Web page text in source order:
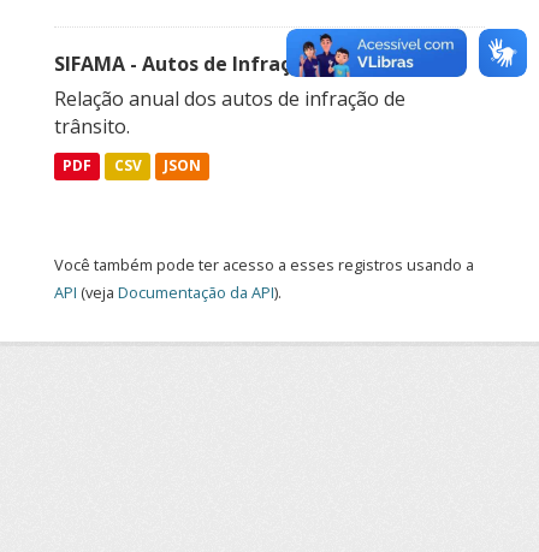
SIFAMA - Autos de Infração de Trânsito
Relação anual dos autos de infração de
trânsito.
PDF CSV JSON
Você também pode ter acesso a esses registros usando a
API (veja Documentação da API).